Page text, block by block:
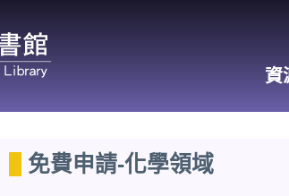
資
免費申請-化學領域